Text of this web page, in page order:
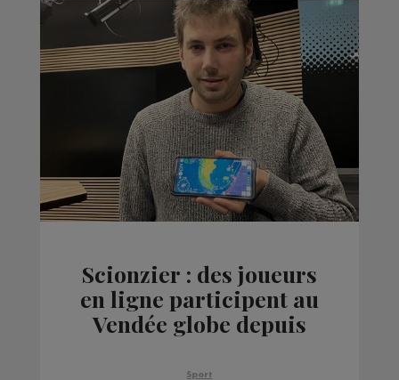
Scionzier : des joueurs
en ligne participent au
Vendée globe depuis
Sport